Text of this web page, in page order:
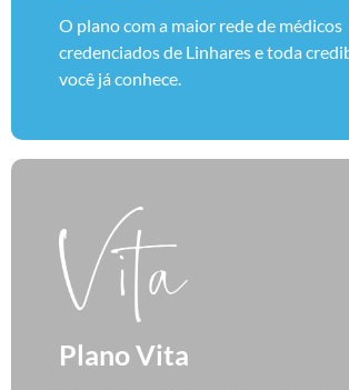
O plano com a maior rede de médicos
credenciados de Linhares e toda
você já conhece.
Plano Vita